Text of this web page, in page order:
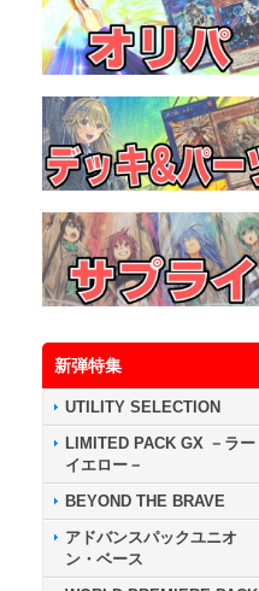
新弾特集
UTILITY SELECTION
LIMITED PACK GX －ラー
イエロー－
BEYOND THE BRAVE
アドバンスパックユニオ
ン・ベース